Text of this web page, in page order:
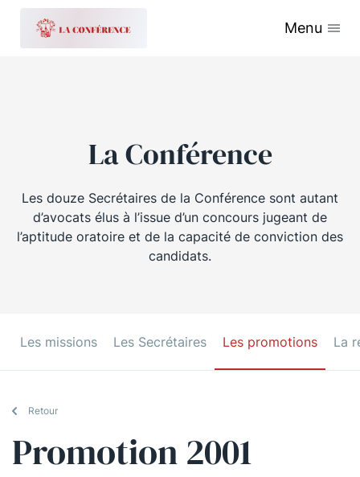
Menu
La Conférence
Les douze Secrétaires de la Conférence sont autant
d’avocats élus à l’issue d’un concours jugeant de
l’aptitude oratoire et de la capacité de conviction des
candidats.
Les missions Les Secrétaires Les promotions La
Retour
Promotion 2001